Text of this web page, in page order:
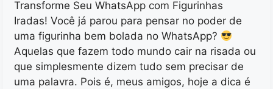
Transforme Seu WhatsApp com Figurinhas
Iradas! Você já parou para pensar no poder de
uma figurinha bem bolada no WhatsApp?
Aquelas que fazem todo mundo cair na risada ou
que simplesmente dizem tudo sem precisar de
uma palavra. Pois é, meus amigos, hoje a dica é